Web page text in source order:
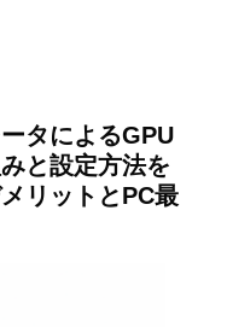
タによるGPU
と設定方法を
リットとPC最